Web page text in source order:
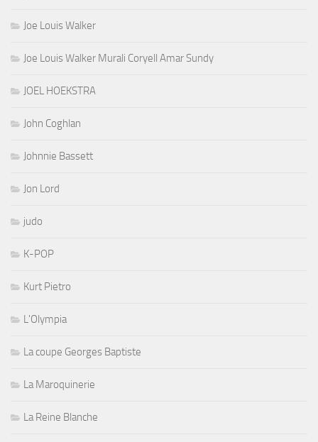
Joe Louis Walker
Joe Louis Walker Murali Coryell Amar Sundy
JOEL HOEKSTRA
John Coghlan
Johnnie Bassett
Jon Lord
judo
K-POP
Kurt Pietro
L'Olympia
La coupe Georges Baptiste
La Maroquinerie
La Reine Blanche